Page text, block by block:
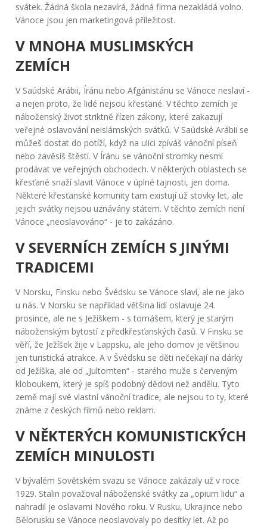
svátek. Žádná škola nezavírá, žádná firma nezakládá volno.
Vánoce jsou jen marketingová příležitost.
V MNOHA MUSLIMSKÝCH
ZEMÍCH
V Saúdské Arábii, Íránu nebo Afgánistánu se Vánoce neslaví -
a nejen proto, že lidé nejsou křesťané. V těchto zemích je
náboženský život striktně řízen zákony, které zakazují
veřejné oslavování neislámských svátků. V Saúdské Arábii se
můžeš dostat do potíží, když na ulici zpíváš vánoční píseň
nebo zavěsíš štěstí. V Íránu se vánoční stromky nesmí
prodávat ve veřejných obchodech. V některých oblastech se
křesťané snaží slavit Vánoce v úplné tajnosti, jen doma.
Některé křesťanské komunity tam existují už stovky let, ale
jejich svátky nejsou uznávány státem. V těchto zemích není
Vánoce „neoslavováno“ - je to zakázáno.
V SEVERNÍCH ZEMÍCH S JINÝMI
TRADICEMI
V Norsku, Finsku nebo Švédsku se Vánoce slaví, ale ne jako
u nás. V Norsku se například většina lidí oslavuje 24.
prosince, ale ne s Ježíškem - s tomášem, který je starým
náboženským bytostí z předkřesťanských časů. V Finsku se
věří, že Ježíšek žije v Lappsku, ale jeho domov je většinou
jen turistická atrakce. A v Švédsku se děti nečekají na dárky
od Ježíška, ale od „Jultomten“ - starého muže s červeným
kloboukem, který je spíš podobný dědovi než andělu. Tyto
země mají své vlastní vánoční tradice, ale nejsou to ty, které
známe z českých filmů nebo reklam.
V NĚKTERÝCH KOMUNISTICKÝCH
ZEMÍCH MINULOSTI
V bývalém Sovětském svazu se Vánoce zakázaly už v roce
1929. Stalin považoval náboženské svátky za „opium lidu“ a
nahradil je oslavami Nového roku. V Rusku, Ukrajince nebo
Bělorusku se Vánoce neoslavovaly po desítky let. Až po